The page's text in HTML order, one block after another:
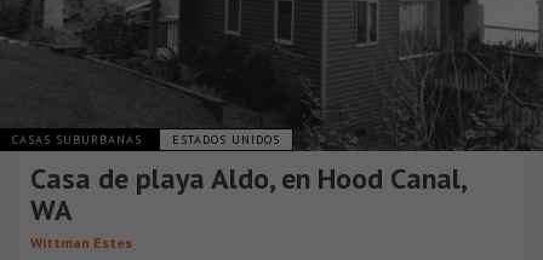
CASAS SUBURBANAS ESTADOS UNIDOS
Casa de playa Aldo, en Hood Canal,
WA
Wittman Estes